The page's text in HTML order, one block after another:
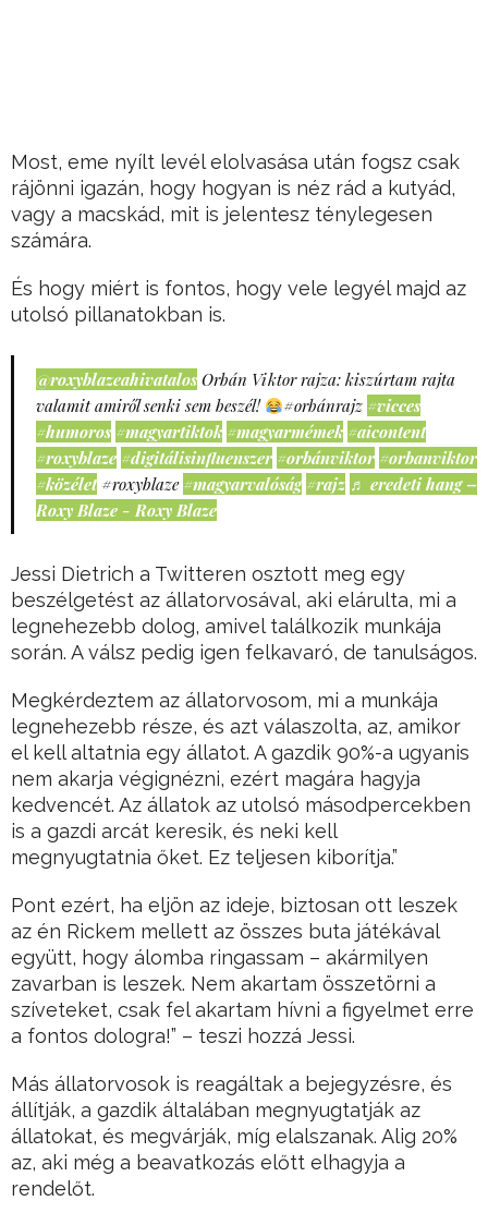
Most, eme nyílt levél elolvasása után fogsz csak
rájönni igazán, hogy hogyan is néz rád a kutyád,
vagy a macskád, mit is jelentesz ténylegesen
számára.
És hogy miért is fontos, hogy vele legyél majd az
utolsó pillanatokban is.
@roxyblazeahivatalos Orbán Viktor rajza: kiszúrtam rajta
valamit amiről senki sem beszél!
#orbánrajz #vicces
#humoros #magyartiktok #magyarmémek #aicontent
#roxyblaze #digitálisinfluenszer #orbánviktor #orbanviktor
#közélet #roxyblaze #magyarvalóság #rajz ♬ eredeti hang –
Roxy Blaze - Roxy Blaze
Jessi Dietrich a Twitteren osztott meg egy
beszélgetést az állatorvosával, aki elárulta, mi a
legnehezebb dolog, amivel találkozik munkája
során. A válsz pedig igen felkavaró, de tanulságos.
Megkérdeztem az állatorvosom, mi a munkája
legnehezebb része, és azt válaszolta, az, amikor
el kell altatnia egy állatot. A gazdik 90%-a ugyanis
nem akarja végignézni, ezért magára hagyja
kedvencét. Az állatok az utolsó másodpercekben
is a gazdi arcát keresik, és neki kell
megnyugtatnia őket. Ez teljesen kiborítja.”
Pont ezért, ha eljön az ideje, biztosan ott leszek
az én Rickem mellett az összes buta játékával
együtt, hogy álomba ringassam – akármilyen
zavarban is leszek. Nem akartam összetörni a
szíveteket, csak fel akartam hívni a figyelmet erre
a fontos dologra!” – teszi hozzá Jessi.
Más állatorvosok is reagáltak a bejegyzésre, és
állítják, a gazdik általában megnyugtatják az
állatokat, és megvárják, míg elalszanak. Alig 20%
az, aki még a beavatkozás előtt elhagyja a
rendelőt.